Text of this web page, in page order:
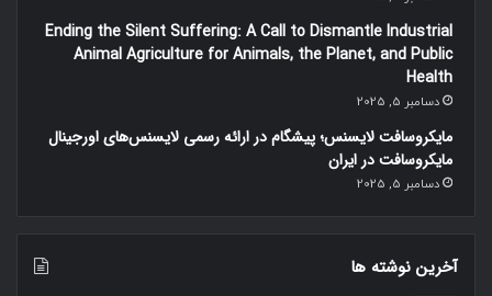
Ending the Silent Suffering: A Call to Dismantle Industrial
Animal Agriculture for Animals, the Planet, and Public
Health
دسامبر 5, 2025
مایکروسافت لایسنس؛ پیشگام در ارائه رسمی لایسنس‌های اورجینال
مایکروسافت در ایران
دسامبر 5, 2025
آخرین نوشته ها